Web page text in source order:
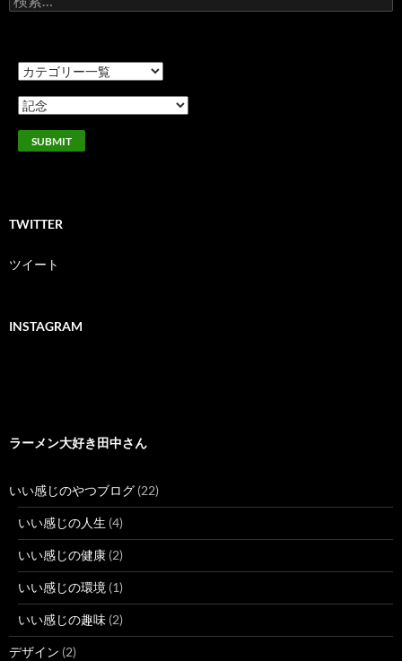
索:
TWITTER
ツイート
INSTAGRAM
ラーメン大好き田中さん
いい感じのやつブログ (22)
いい感じの人生 (4)
いい感じの健康 (2)
いい感じの環境 (1)
いい感じの趣味 (2)
デザイン (2)